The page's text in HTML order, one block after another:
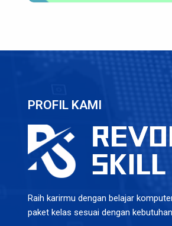
PROFIL KAMI
Raih karirmu dengan belajar
paket kelas sesuai dengan